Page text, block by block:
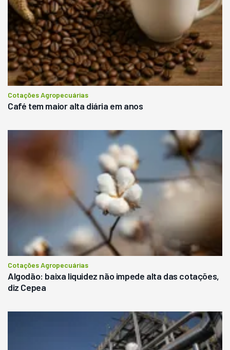
Cotações Agropecuárias
Café tem maior alta diária em anos
Cotações Agropecuárias
Algodão: baixa liquidez não impede alta das cotações,
diz Cepea